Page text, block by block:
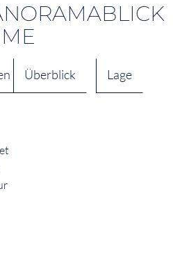
Überblick Lage